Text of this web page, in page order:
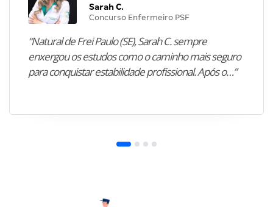
Sarah C.
Concurso Enfermeiro PSF
“Natural de Frei Paulo (SE), Sarah C. sempre
enxergou os estudos como o caminho mais seguro
para conquistar estabilidade profissional. Após o…”